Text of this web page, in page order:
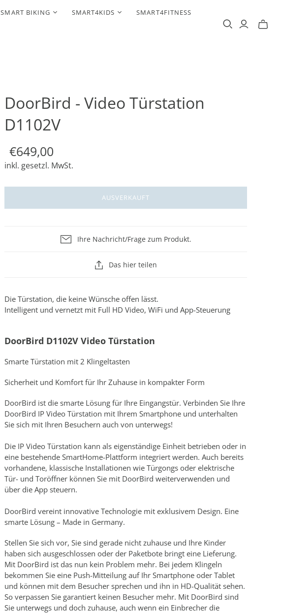
SMART BIKING SMART4KIDS SMART4FITNESS
DoorBird - Video Türstation
D1102V
€649,00
inkl. gesetzl. MwSt.
AUSVERKAUFT
Ihre Nachricht/Frage zum Produkt.
Das hier teilen
Die Türstation, die keine Wünsche offen lässt.
Intelligent und vernetzt mit Full HD Video, WiFi und App-Steuerung
DoorBird D1102V Video Türstation
Smarte Türstation mit 2 Klingeltasten
Sicherheit und Komfort für Ihr Zuhause in kompakter Form
DoorBird ist die smarte Lösung für Ihre Eingangstür. Verbinden Sie Ihre
DoorBird IP Video Türstation mit Ihrem Smartphone und unterhalten
Sie sich mit Ihren Besuchern auch von unterwegs!
Die IP Video Türstation kann als eigenständige Einheit betrieben oder in
eine bestehende SmartHome-Plattform integriert werden. Auch bereits
vorhandene, klassische Installationen wie Türgongs oder elektrische
Tür- und Toröffner können Sie mit DoorBird weiterverwenden und
über die App steuern.
DoorBird vereint innovative Technologie mit exklusivem Design. Eine
smarte Lösung – Made in Germany.
Stellen Sie sich vor, Sie sind gerade nicht zuhause und Ihre Kinder
haben sich ausgeschlossen oder der Paketbote bringt eine Lieferung.
Mit DoorBird ist das nun kein Problem mehr. Bei jedem Klingeln
bekommen Sie eine Push-Mitteilung auf Ihr Smartphone oder Tablet
und können mit dem Besucher sprechen und ihn in HD-Qualität sehen.
So verpassen Sie garantiert keinen Besucher mehr. Mit DoorBird sind
Sie unterwegs und doch zuhause, auch wenn ein Einbrecher die